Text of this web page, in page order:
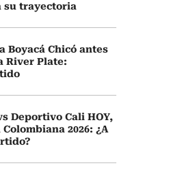
su trayectoria
Boyacá Chicó antes
River Plate:
Deportivo Cali HOY,
2026: ¿A